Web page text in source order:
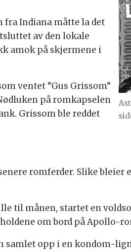
fra Indiana måtte la det
av den lokale
amok på skjermene i
ventet ”Gus Grissom”
på romkapselen
Grissom ble reddet
romferder. Slike
til månen, startet en
om bord på Apollo-
samlet opp i en kondom-